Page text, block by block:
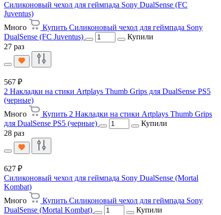
Силиконовый чехол для геймпада Sony DualSense (FC
Juventus)
Много
Купить Силиконовый чехол для геймпада Sony
DualSense (FC Juventus)
Купили
27 раз
567 ₽
2 Накладки на стики Artplays Thumb Grips для DualSense PS5
(черные)
Много
Купить 2 Накладки на стики Artplays Thumb Grips
для DualSense PS5 (черные)
Купили
28 раз
627 ₽
Силиконовый чехол для геймпада Sony DualSense (Mortal
Kombat)
Много
Купить Силиконовый чехол для геймпада Sony
DualSense (Mortal Kombat)
Купили